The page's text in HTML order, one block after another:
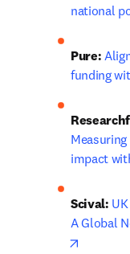
national
Pure:
funding
impact
Scival:
A Global